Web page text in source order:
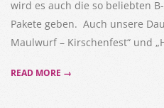
wird es auch die so beliebten
Pakete geben. Auch unsere
Maulwurf – Kirschenfest“ und
READ MORE →